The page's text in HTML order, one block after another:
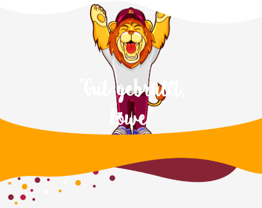
"Gut gebrüllt,
Löwe"